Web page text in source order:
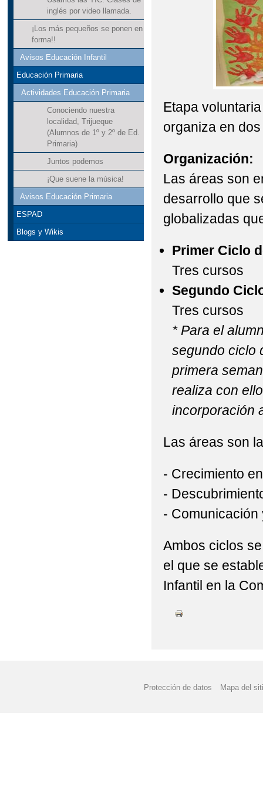
inglés por video llamada.
¡Los más pequeños se ponen en
forma!!
Avisos Educación Infantil
Educación Primaria
Actividades Educación Primaria
Conociendo nuestra
localidad, Trijueque
(Alumnos de 1º y 2º de Ed.
Primaria)
Juntos podemos
¡Que suene la música!
Avisos Educación Primaria
ESPAD
Blogs y Wikis
Etapa
organiza en
Organización:
Las áreas son
desarrollo que
globalizadas
Primer Ciclo
Tres cursos
Segundo
Tres cursos
* Para el
segundo ciclo
primera
realiza con
incorporación
Las áreas son
- Crecimiento
-
-
Ambos ciclos
el que se
Infantil en la
Protección de datos Mapa del